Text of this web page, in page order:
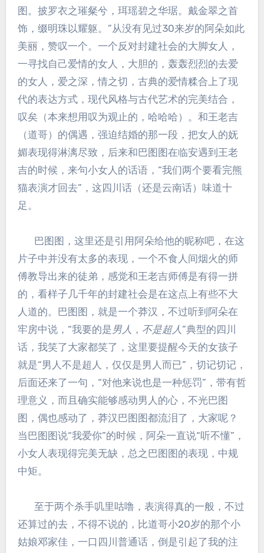
图。披罗衣之璀粲兮，珥瑶碧之华琚。戴金翠之首
饰，缀明珠以耀躯。”从没有见过30来岁的阿朵如此
美丽，赞叹一个。一个反对封建社会的大脚女人，
一寻找自己爱情的女人，大胆的，轰轰烈烈的去爱
的女人，爱之深，情之切，古典的爱情糅合上了现
代的表达方式，现代风格与古代艺术的完美结合，
叹矣（本来想用叹为观止的，哈哈哈）。和王老吉
（道哥）的偶遇，强迫结婚的那一段，把女人的妩
媚表现得淋漓尽致，后来和巴图图在临安遇到王老
吉的时候，来句小女人的话语，“我们两个要看完熊
猫表演才回去”，这四川话（还是云南话）味道十
足。
巴图图，这里还是引用阿朵给他的昵称吧，在这
片子中并没有太多的表现，一个不食人间烟火的师
傅教导出来的徒弟，感觉和王老吉师傅是有得一拼
的，看样子几千年的封建社会是在这点上有些不大
人道的。巴图图，就是一个莽汉，不过听到阿朵在
牢房中说，“我要的是男人 ， 不是超人 ”典型的四川
话，我笑了大家都笑了，这里要提醒今天的女孩子
就是“男人不是超人，仅仅是男人而已”，切记切记，
后面还来了一句，“对他来说也是一种惩罚”，带有哲
理意义，而且确实能够感动男人的心，不光巴图
图，偶也感动了，莽汉巴图图都流泪了，大家呢？
当巴图图说“我爱你”的时候，阿朵一直说“听不懂”，
小女人表现得完美无缺，总之巴图图的表现，中规
中矩。
至于两个杀手叽里咕噜，表演得真的一般，不过
还算过的去，不得不说的，比道哥小20岁的那个小
姑娘邓家佳，一口四川普通话，倒是引起了我的注